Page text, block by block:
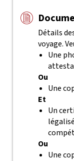
Détails
voyage.
Une
Ou
Une
Et
Un
Ou
Une